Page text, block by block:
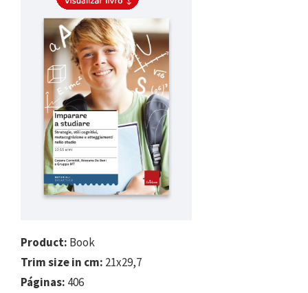
Product: Book
Trim size in cm: 21x29,7
Páginas: 406